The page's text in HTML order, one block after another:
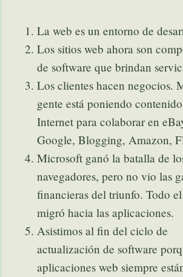
La web es un entorno de
Los sitios web ahora son
de software que brindan
Los clientes hacen negocios.
gente está poniendo
Internet para colaborar en
Google, Blogging, Amazon,
Microsoft ganó la batalla de
navegadores, pero no vio las
financieras del triunfo. Todo
migró hacia las aplicaciones.
Asistimos al fin del ciclo de
actualización de software
aplicaciones web siempre